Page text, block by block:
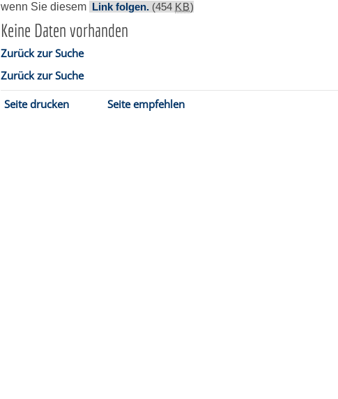
wenn Sie diesem Link folgen. (454 KB)
Keine Daten vorhanden
Zurück zur Suche
Zurück zur Suche
Seite drucken Seite empfehlen